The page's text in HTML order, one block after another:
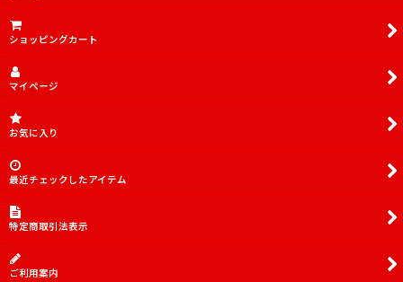
ショッピングカート
マイページ
お気に入り
最近チェックしたアイテム
特定商取引法表示
ご利用案内